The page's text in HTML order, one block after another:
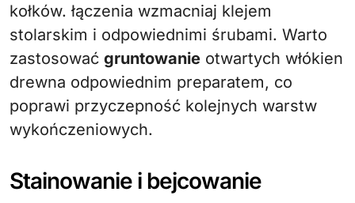
kołków. łączenia wzmacniaj klejem
stolarskim i odpowiednimi śrubami. Warto
zastosować gruntowanie otwartych włókien
drewna odpowiednim preparatem, co
poprawi przyczepność kolejnych warstw
wykończeniowych.
Stainowanie i bejcowanie